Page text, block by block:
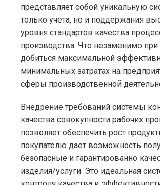
представляет собой уникальную
только учета, но и поддержания
уровня стандартов качества
производства. Что незаменимо
добиться максимальной
минимальных затратах на
сферы производственной
Внедрение требований системы
качества совокупности рабочих
позволяет обеспечить рост
покупателю дает возможность
безопасные и гарантированно
изделия/услуги. Это идеальная